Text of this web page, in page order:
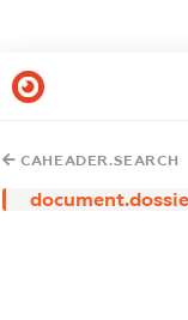
CAHEADER.SEARCH